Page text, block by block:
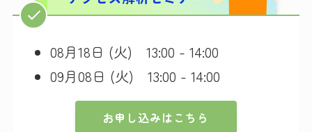
08月18日 (火) 13:00 - 14:00
09月08日 (火) 13:00 - 14:00
お申し込みはこちら